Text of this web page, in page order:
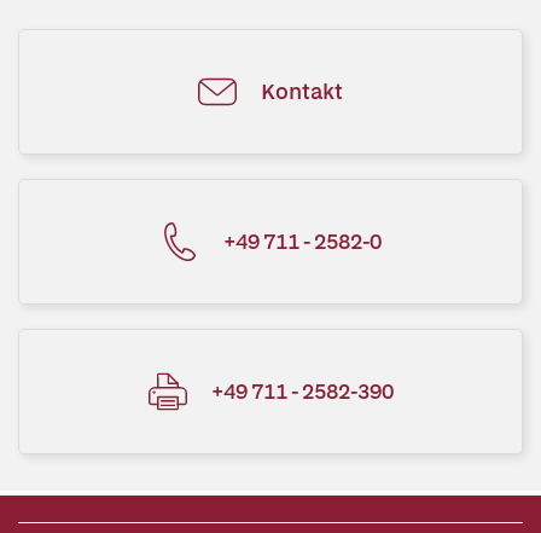
Kontakt
+49 711 - 2582-0
+49 711 - 2582-390